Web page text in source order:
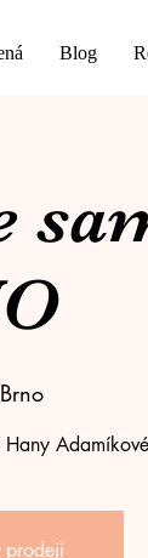
Blog
Brno
prodeji